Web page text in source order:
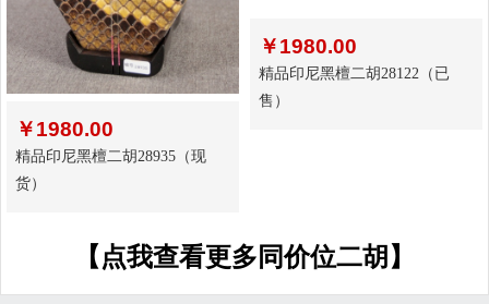
￥1980.00
精品印尼黑檀二胡28935（现
货）
￥1980.00
精品印尼黑檀二胡28122（已
售）
【点我查看更多同价位二胡】